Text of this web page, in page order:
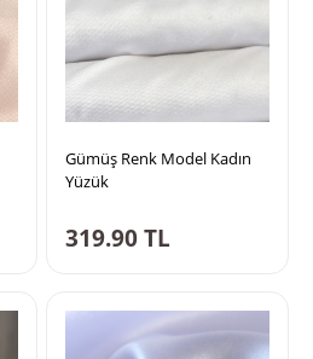
Gümüş Renk Model Kadın
Yüzük
319.90TL